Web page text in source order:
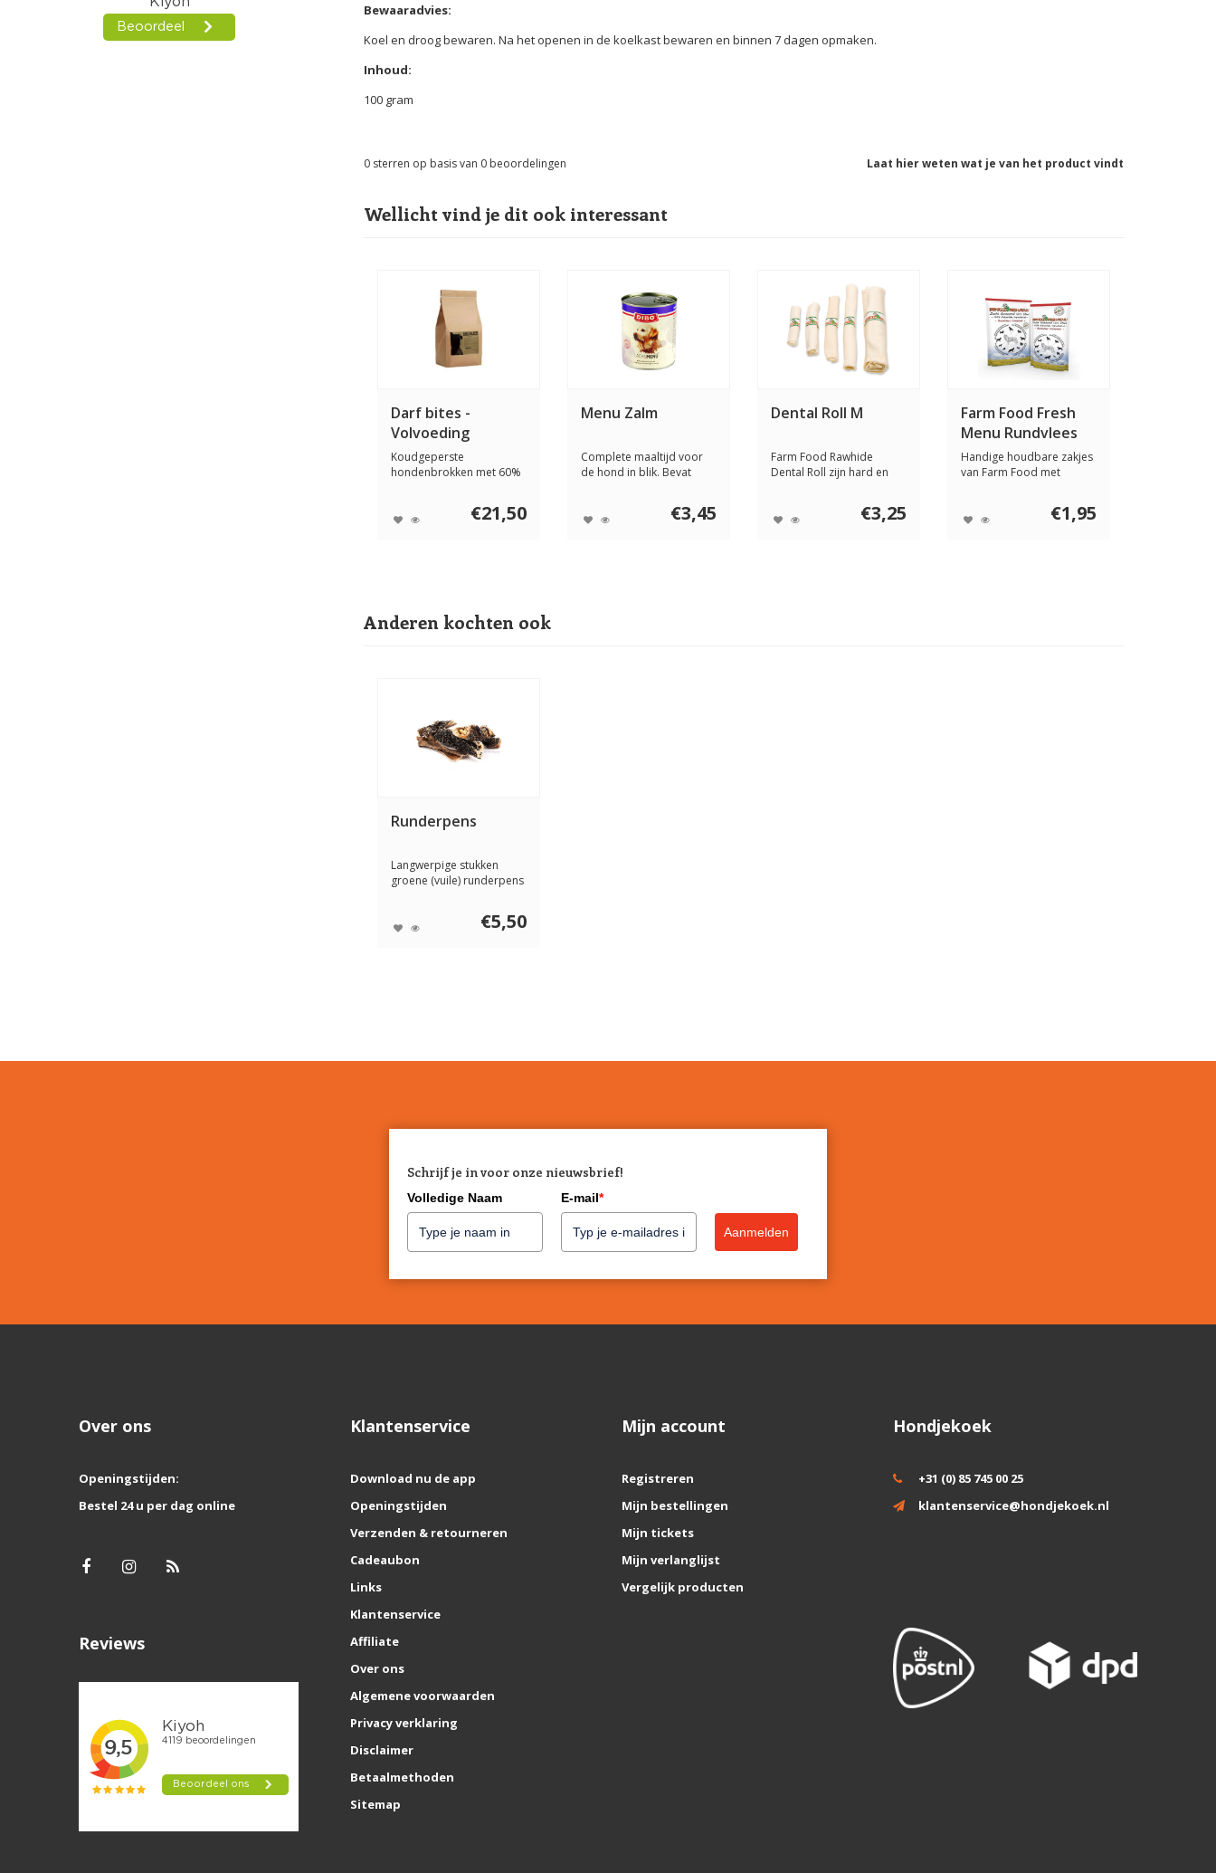
Bewaaradvies:
Koel en droog bewaren. Na het openen in de koelkast bewaren en binnen 7 dagen opmaken.
Inhoud:
100 gram
Laat hier weten wat je van het product vindt
0 sterren op basis van 0 beoordelingen
Wellicht vind je dit ook interessant
Darf bites -
Volvoeding
Koudgeperste
hondenbrokken met 60%
€21,50
Menu Zalm
Complete maaltijd voor
de hond in blik. Bevat
€3,45
Dental Roll M
Farm Food Rawhide
Dental Roll zijn hard en
€3,25
Farm Food Fresh
Menu Rundvlees
Handige houdbare zakjes
van Farm Food met
€1,95
Anderen kochten ook
Runderpens
Langwerpige stukken
groene (vuile) runderpens
€5,50
Schrijf je in voor onze nieuwsbrief!
Volledige Naam E-mail*
Aanmelden
Over ons
Openingstijden:
Bestel 24 u per dag online
Reviews
Klantenservice
Download nu de app
Openingstijden
Verzenden & retourneren
Cadeaubon
Links
Klantenservice
Affiliate
Over ons
Algemene voorwaarden
Privacy verklaring
Disclaimer
Betaalmethoden
Sitemap
Mijn account
Registreren
Mijn bestellingen
Mijn tickets
Mijn verlanglijst
Vergelijk producten
Hondjekoek
+31 (0) 85 745 00 25
klantenservice@hondjekoek.nl